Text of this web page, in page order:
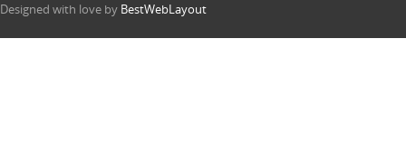
Designed with love by BestWebLayout